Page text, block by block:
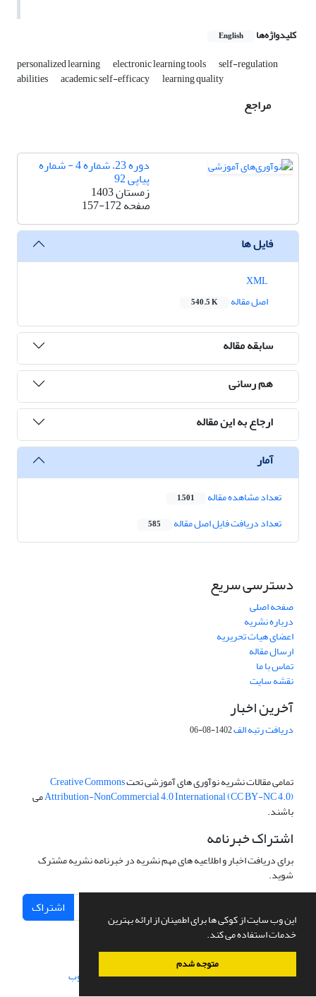
این وب سایت از کوکی ها برای اطمینان از ارائه بهترین
خدمات استفاده می کند.
متوجه شدم
کلیدواژه‌ها English
personalized learning electronic learning tools self-regulation
abilities academic self-efficacy learning quality
مراجع
دوره 23، شماره 4 - شماره
پیاپی 92
زمستان 1403
صفحه157-172
فایل ها
اصل مقاله
540.5 K
سابقه مقاله
هم رسانی
ارجاع به این مقاله
آمار
تعداد مشاهده مقاله 1,501
تعداد دریافت فایل اصل مقاله 585
دسترسی سریع
صفحه اصلی
درباره نشریه
اعضای هیات تحریریه
ارسال مقاله
تماس با ما
نقشه سایت
آخرین اخبار
دریافت رتبه الف1402-08-06
تمامی مقالات نشریه نوآوری های آموزشی تحتCreative Commons
Attribution-NonCommercial 4.0 International (CC BY-NC 4.0)می
باشند.
اشتراک خبرنامه
برای دریافت اخبار و اطلاعیه های مهم نشریه در خبرنامه نشریه مشترک
شوید.
اشتراک
سامانه مدیریت نشریات علمی.طراحی و پیاده سازی از سیناوب